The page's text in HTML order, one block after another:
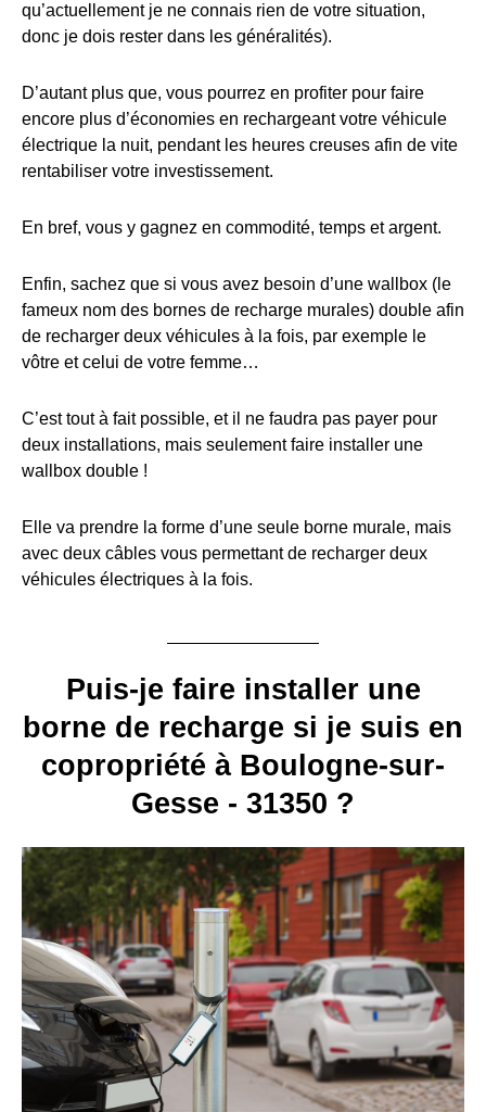
qu’actuellement je ne connais rien de votre situation,
donc je dois rester dans les généralités).
D’autant plus que, vous pourrez en profiter pour faire
encore plus d’économies en rechargeant votre véhicule
électrique la nuit, pendant les heures creuses afin de vite
rentabiliser votre investissement.
En bref, vous y gagnez en commodité, temps et argent.
Enfin, sachez que si vous avez besoin d’une wallbox (le
fameux nom des bornes de recharge murales) double afin
de recharger deux véhicules à la fois, par exemple le
vôtre et celui de votre femme…
C’est tout à fait possible, et il ne faudra pas payer pour
deux installations, mais seulement faire installer une
wallbox double !
Elle va prendre la forme d’une seule borne murale, mais
avec deux câbles vous permettant de recharger deux
véhicules électriques à la fois.
Puis-je faire installer une
borne de recharge si je suis en
copropriété à Boulogne-sur-
Gesse - 31350 ?